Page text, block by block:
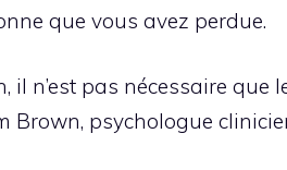
que vous avez perdue.
il n’est pas nécessaire que
Brown, psychologue